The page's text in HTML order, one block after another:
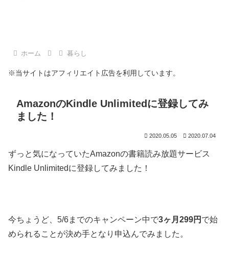
ホーム 暮らし
※当サイトはアフィリエイト広告を利用しています。
AmazonのKindle Unlimitedに登録してみ
ました！
2020.05.05 2020.07.04
ずっと気になっていたAmazonの書籍読み放題サービス
Kindle Unlimitedに登録してみました！
今ちょうど、5/6までのキャンペーン中で3ヶ月299円 で始
められることが決め手となり申込んでみました。